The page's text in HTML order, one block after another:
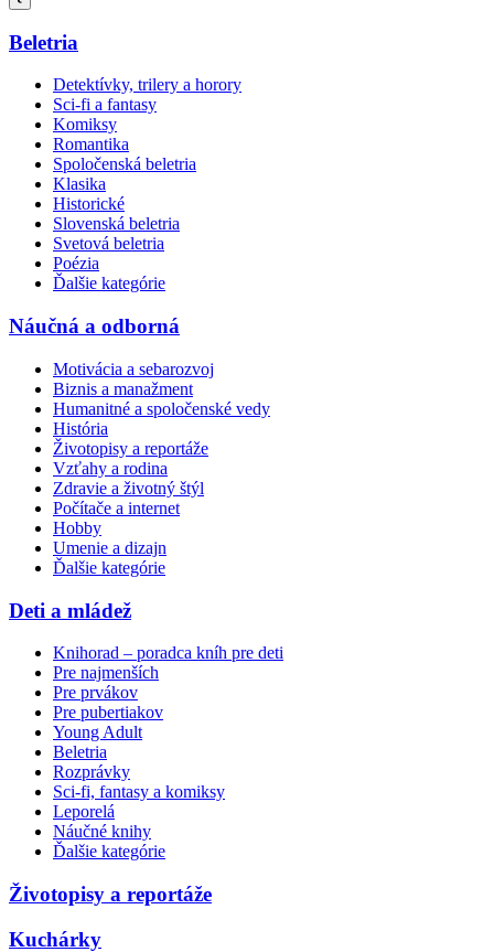
Beletria
Detektívky, trilery a horory
Sci-fi a fantasy
Komiksy
Romantika
Spoločenská beletria
Klasika
Historické
Slovenská beletria
Svetová beletria
Poézia
Ďalšie kategórie
Náučná a odborná
Motivácia a sebarozvoj
Biznis a manažment
Humanitné a spoločenské vedy
História
Životopisy a reportáže
Vzťahy a rodina
Zdravie a životný štýl
Počítače a internet
Hobby
Umenie a dizajn
Ďalšie kategórie
Deti a mládež
Knihorad – poradca kníh pre deti
Pre najmenších
Pre prvákov
Pre pubertiakov
Young Adult
Beletria
Rozprávky
Sci-fi, fantasy a komiksy
Leporelá
Náučné knihy
Ďalšie kategórie
Životopisy a reportáže
Kuchárky